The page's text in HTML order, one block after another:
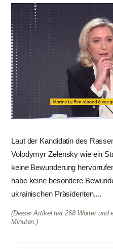
Laut der Kandidatin des
Volodymyr Zelensky wie ein
keine Bewunderung
habe keine besondere
ukrainischen Präsidenten,...
(Dieser Artikel hat 268 Wörter und
Minuten.)